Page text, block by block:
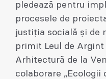
pledează pentru
procesele de
justiția socială și de
primit Leul de Argint
Arhitectură de la
colaborare „Ecologii